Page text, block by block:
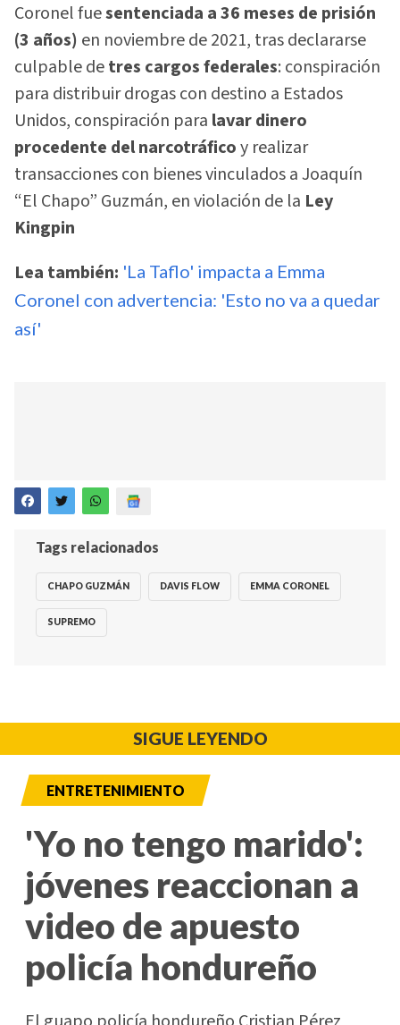
Coronel fuesentenciada a 36 meses de prisión
(3 años) en noviembre de 2021, tras declararse
culpable detres cargos federales: conspiración
para distribuir drogas con destino a Estados
Unidos, conspiración para lavar dinero
procedente del narcotráficoy realizar
transacciones con bienes vinculados a Joaquín
“El Chapo” Guzmán, en violación de la Ley
Kingpin
Lea también: 'La Taflo' impacta a Emma
Coronel con advertencia: 'Esto no va a quedar
así'
Tags relacionados
CHAPO GUZMÁN DAVIS FLOW EMMA CORONEL
SUPREMO
SIGUE LEYENDO
ENTRETENIMIENTO
'Yo no tengo marido':
jóvenes reaccionan a
video de apuesto
policía hondureño